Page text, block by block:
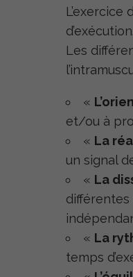
d’exécution.
Les
«
et/ou à
« La
un signal
« La
« La
temps